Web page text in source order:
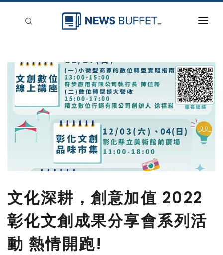
新聞稿分類
登入
刊登
文化深耕，創意加值 2022
彰化文創成果分享會系列活
動 熱情開跑!